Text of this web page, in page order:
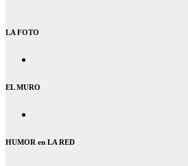
LA FOTO
EL MURO
HUMOR en LA RED